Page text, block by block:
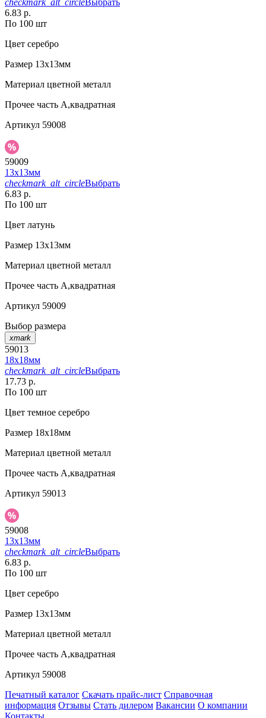
6.83 р.
По 100 шт
Цвет серебро
Размер 13х13мм
Материал цветной металл
Прочее часть А,квадратная
Артикул 59008
59009
13х13мм
checkmark_alt_circleВыбрать
6.83 р.
По 100 шт
Цвет латунь
Размер 13х13мм
Материал цветной металл
Прочее часть А,квадратная
Артикул 59009
Выбор размера
xmark
59013
18х18мм
checkmark_alt_circleВыбрать
17.73 р.
По 100 шт
Цвет темное серебро
Размер 18х18мм
Материал цветной металл
Прочее часть А,квадратная
Артикул 59013
59008
13х13мм
checkmark_alt_circleВыбрать
6.83 р.
По 100 шт
Цвет серебро
Размер 13х13мм
Материал цветной металл
Прочее часть А,квадратная
Артикул 59008
Печатный каталог Скачать прайс-лист Справочная
информация Отзывы Стать дилером Вакансии О компании
Контакты